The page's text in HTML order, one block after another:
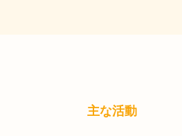
主な活動